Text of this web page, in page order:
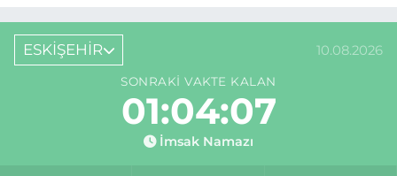
ESKİŞEHİR 10.08.2026
SONRAKI VAKTE KALAN
01:04:06
İmsak Namazı